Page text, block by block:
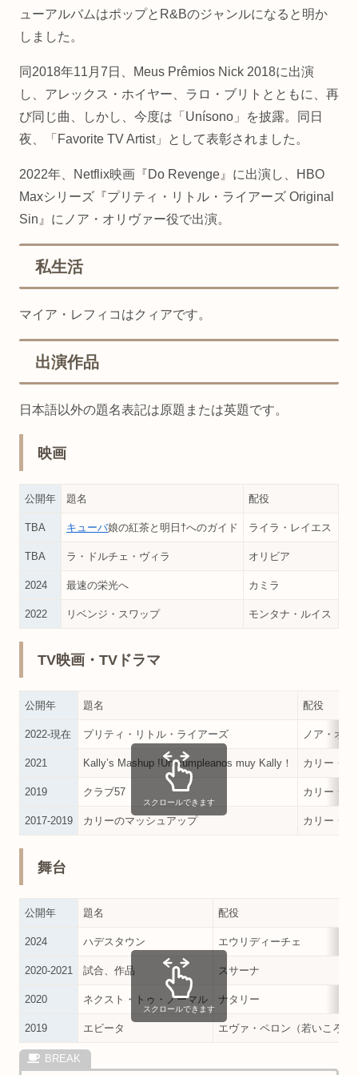
ューアルバムはポップとR&Bのジャンルになると明か
しました。
同2018年11月7日、Meus Prêmios Nick 2018に出演
し、アレックス・ホイヤー、ラロ・ブリトとともに、再
び同じ曲、しかし、今度は「Unísono」を披露。同日
夜、「Favorite TV Artist」として表彰されました。
2022年、Netflix映画『Do Revenge』に出演し、HBO
Maxシリーズ『プリティ・リトル・ライアーズ Original
Sin』にノア・オリヴァー役で出演。
私生活
マイア・レフィコはクィアです。
出演作品
日本語以外の題名表記は原題または英題です。
映画
公開年 題名 配役
TBA キューバ娘の紅茶と明日†へのガイド ライラ・レイエス
TBA ラ・ドルチェ・ヴィラ オリビア
2024 最速の栄光へ カミラ
2022 リベンジ・スワップ モンタナ・ルイス
TV映画・TVドラマ
公開年 題名 配役
2022-現在 プリティ・リトル・ライアーズ ノア・オリ
2021 Kally’s Mashup !Un cumpleanos muy Kally！ カリー・ポ
2019 クラブ57 カリー・ポ
2017-2019 カリーのマッシュアップ カリー・ポ
スクロールできます
舞台
公開年 題名 配役
2024 ハデスタウン エウリディーチェ
2020-2021 試合、作品 スサーナ
2020 ネクスト・トゥ・ノーマル ナタリー
2019 エビータ エヴァ・ペロン（若いころ）
スクロールできます